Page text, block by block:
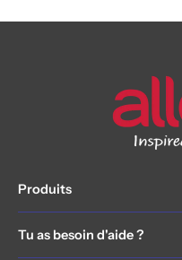
Produits
Tu as besoin d'aide ?